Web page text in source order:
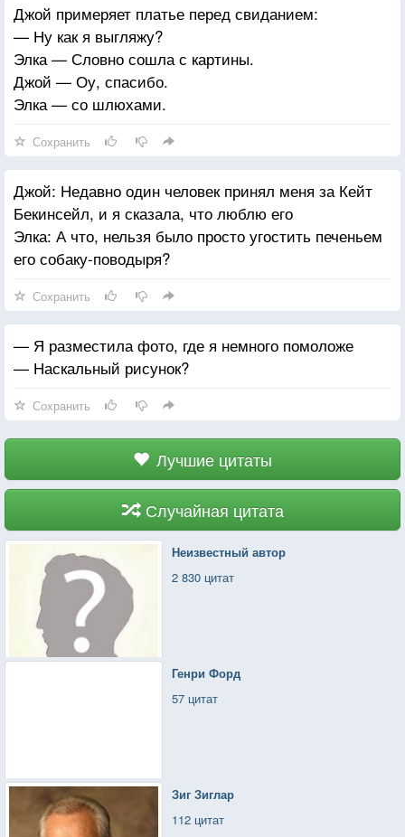
Джой примеряет платье перед свиданием:
— Ну как я выгляжу?
Элка — Словно сошла с картины.
Джой — Оу, спасибо.
Элка — со шлюхами.
Сохранить
Джой: Недавно один человек принял меня за Кейт
Бекинсейл, и я сказала, что люблю его
Элка: А что, нельзя было просто угостить печеньем
его собаку-поводыря?
Сохранить
— Я разместила фото, где я немного помоложе
— Наскальный рисунок?
Сохранить
Лучшие цитаты
Случайная цитата
Неизвестный автор
2 830 цитат
Генри Форд
57 цитат
Зиг Зиглар
112 цитат